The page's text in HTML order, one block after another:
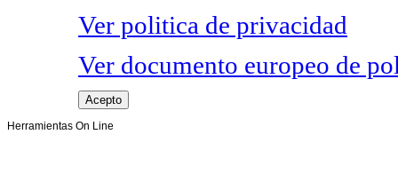
Ver politica de privacidad
Ver documento europeo de
Acepto
Herramientas On Line